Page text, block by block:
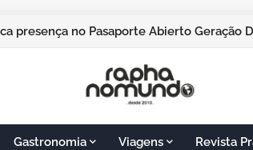
presença no Pasaporte Abierto Geração
Gastronomia Viagens Revista